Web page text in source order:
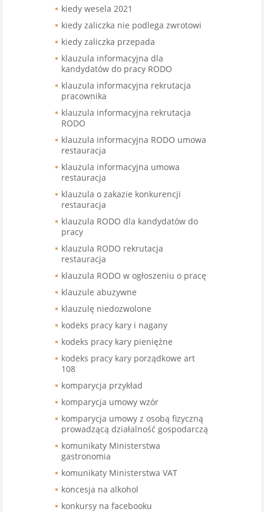
kiedy wesela 2021
kiedy zaliczka nie podlega zwrotowi
kiedy zaliczka przepada
klauzula informacyjna dla
kandydatów do pracy RODO
klauzula informacyjna rekrutacja
pracownika
klauzula informacyjna rekrutacja
RODO
klauzula informacyjna RODO umowa
restauracja
klauzula informacyjna umowa
restauracja
klauzula o zakazie konkurencji
restauracja
klauzula RODO dla kandydatów do
pracy
klauzula RODO rekrutacja
restauracja
klauzula RODO w ogłoszeniu o pracę
klauzule abuzywne
klauzulę niedozwolone
kodeks pracy kary i nagany
kodeks pracy kary pieniężne
kodeks pracy kary porządkowe art
108
komparycja przykład
komparycja umowy wzór
komparycja umowy z osobą fizyczną
prowadzącą działalność gospodarczą
komunikaty Ministerstwa
gastronomia
komunikaty Ministerstwa VAT
koncesja na alkohol
konkursy na facebooku